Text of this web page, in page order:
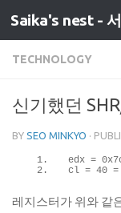
Saika's nest -
TECHNOLOGY
신기했던
BY SEO MINKYO ·
edx =
cl = 40 =
레지스터가 위와 같